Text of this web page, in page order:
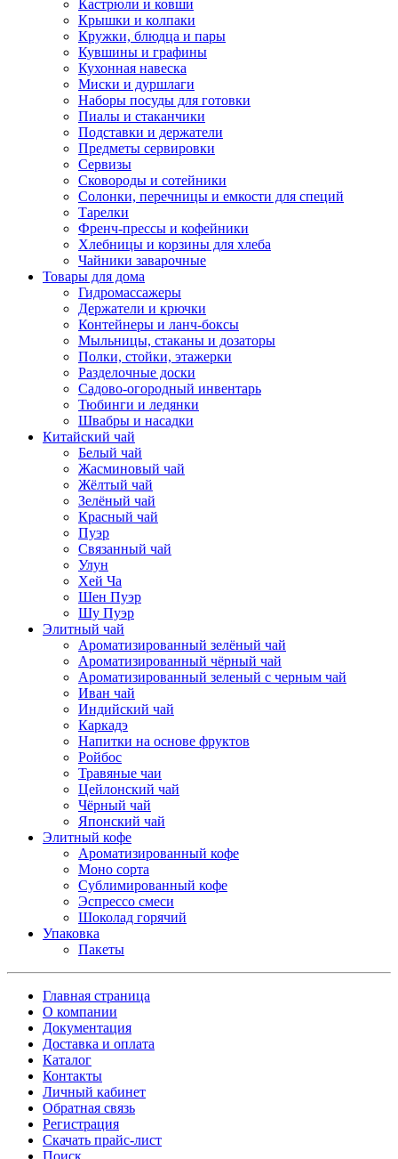
Кастрюли и ковши
Крышки и колпаки
Кружки, блюдца и пары
Кувшины и графины
Кухонная навеска
Миски и дуршлаги
Наборы посуды для готовки
Пиалы и стаканчики
Подставки и держатели
Предметы сервировки
Сервизы
Сковороды и сотейники
Солонки, перечницы и емкости для специй
Тарелки
Френч-прессы и кофейники
Хлебницы и корзины для хлеба
Чайники заварочные
Товары для дома
Гидромассажеры
Держатели и крючки
Контейнеры и ланч-боксы
Мыльницы, стаканы и дозаторы
Полки, стойки, этажерки
Разделочные доски
Садово-огородный инвентарь
Тюбинги и ледянки
Швабры и насадки
Китайский чай
Белый чай
Жасминовый чай
Жёлтый чай
Зелёный чай
Красный чай
Пуэр
Связанный чай
Улун
Хей Ча
Шен Пуэр
Шу Пуэр
Элитный чай
Ароматизированный зелёный чай
Ароматизированный чёрный чай
Ароматизированный зеленый с черным чай
Иван чай
Индийский чай
Каркадэ
Напитки на основе фруктов
Ройбос
Травяные чаи
Цейлонский чай
Чёрный чай
Японский чай
Элитный кофе
Ароматизированный кофе
Моно сорта
Сублимированный кофе
Эспрессо смеси
Шоколад горячий
Упаковка
Пакеты
Главная страница
О компании
Документация
Доставка и оплата
Каталог
Контакты
Личный кабинет
Обратная связь
Регистрация
Скачать прайс-лист
Поиск